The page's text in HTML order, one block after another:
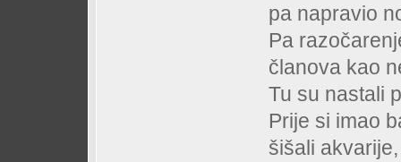
pa napravio
Pa
članova kao
Tu su nastali
Prije si imao
šišali